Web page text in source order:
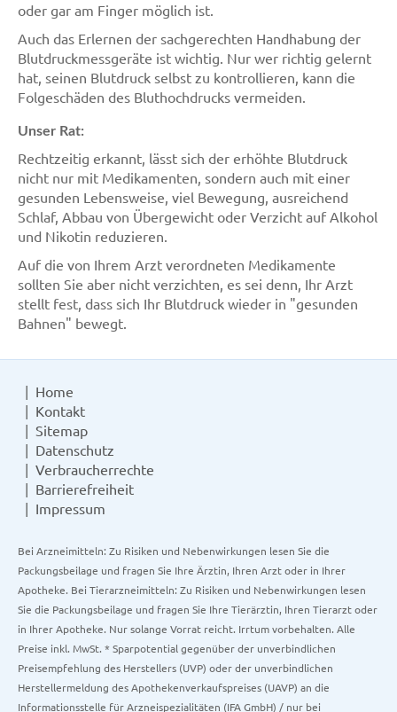
oder gar am Finger möglich ist.
Auch das Erlernen der sachgerechten Handhabung der
Blutdruckmessgeräte ist wichtig. Nur wer richtig gelernt
hat, seinen Blutdruck selbst zu kontrollieren, kann die
Folgeschäden des Bluthochdrucks vermeiden.
Unser Rat:
Rechtzeitig erkannt, lässt sich der erhöhte Blutdruck
nicht nur mit Medikamenten, sondern auch mit einer
gesunden Lebensweise, viel Bewegung, ausreichend
Schlaf, Abbau von Übergewicht oder Verzicht auf Alkohol
und Nikotin reduzieren.
Auf die von Ihrem Arzt verordneten Medikamente
sollten Sie aber nicht verzichten, es sei denn, Ihr Arzt
stellt fest, dass sich Ihr Blutdruck wieder in "gesunden
Bahnen" bewegt.
Home
Kontakt
Sitemap
Datenschutz
Verbraucherrechte
Barrierefreiheit
Impressum
Bei Arzneimitteln: Zu Risiken und Nebenwirkungen lesen Sie die
Packungsbeilage und fragen Sie Ihre Ärztin, Ihren Arzt oder in Ihrer
Apotheke. Bei Tierarzneimitteln: Zu Risiken und Nebenwirkungen lesen
Sie die Packungsbeilage und fragen Sie Ihre Tierärztin, Ihren Tierarzt oder
in Ihrer Apotheke. Nur solange Vorrat reicht. Irrtum vorbehalten. Alle
Preise inkl. MwSt. * Sparpotential gegenüber der unverbindlichen
Preisempfehlung des Herstellers (UVP) oder der unverbindlichen
Herstellermeldung des Apothekenverkaufspreises (UAVP) an die
Informationsstelle für Arzneispezialitäten (IFA GmbH) / nur bei